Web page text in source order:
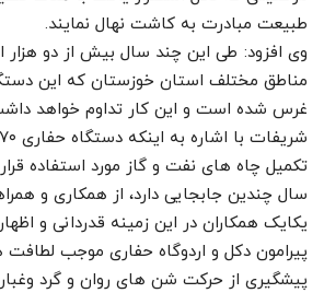
طبیعت مبادرت به کاشت نهال نمایند.
وی افزود: طی این چند سال بیش از دو هزار
مناطق مختلف استان خوزستان که این
غرس شده است و این کار تداوم خواهد
تکمیل چاه های نفت و گاز مورد استفاده
سال چندین جابجایی دارد، از همکاری و
یکایک همکاران در این زمینه قدردانی و
پیرامون دکل و اردوگاه حفاری موجب
پیشگیری از حرکت شن های روان و گرد